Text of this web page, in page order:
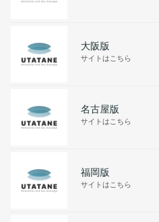
大阪版
サイトはこちら
名古屋版
サイトはこちら
福岡版
サイトはこちら